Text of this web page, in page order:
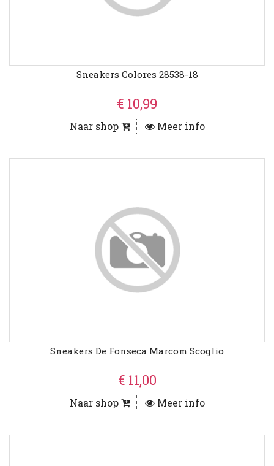
Sneakers Colores 28538-18
€ 10,99
Naar shop Meer info
Sneakers De Fonseca Marcom Scoglio
€ 11,00
Naar shop Meer info